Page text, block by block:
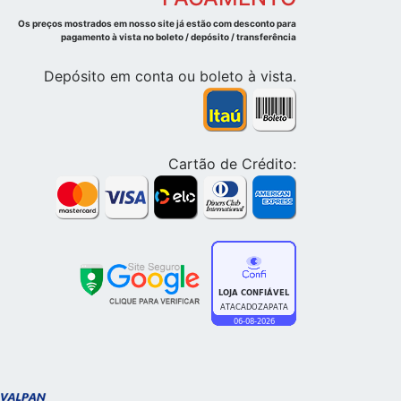
Os preços mostrados em nosso site já estão com desconto para
pagamento à vista no boleto / depósito / transferência
Depósito em conta ou boleto à vista.
Cartão de Crédito: